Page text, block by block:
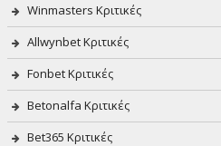
Winmasters Κριτικές
Allwynbet Κριτικές
Fonbet Κριτικές
Betonalfa Κριτικές
Bet365 Κριτικές